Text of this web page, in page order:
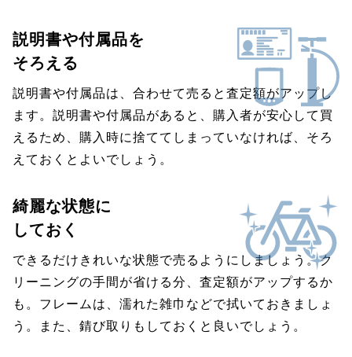
説明書や付属品を
そろえる
説明書や付属品は、合わせて売ると査定額がアップし
ます。説明書や付属品があると、購入者が安心して買
えるため、購入時に捨ててしまっていなければ、そろ
えておくとよいでしょう。
綺麗な状態に
しておく
できるだけきれいな状態で売るようにしましょう。ク
リーニングの手間が省ける分、査定額がアップするか
も。フレームは、濡れた雑巾などで拭いておきましょ
う。また、錆び取りもしておくと良いでしょう。